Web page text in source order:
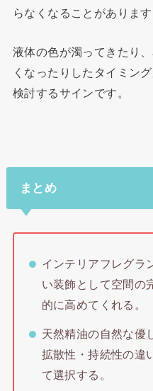
らなくなることがあります
液体の色が濁ってきたり
くなったりしたタイミン
検討するサインです。
まとめ
インテリアフレグラ
い装飾として空間の
的に高めてくれる。
天然精油の自然な優
拡散性・持続性の違
て選択する。